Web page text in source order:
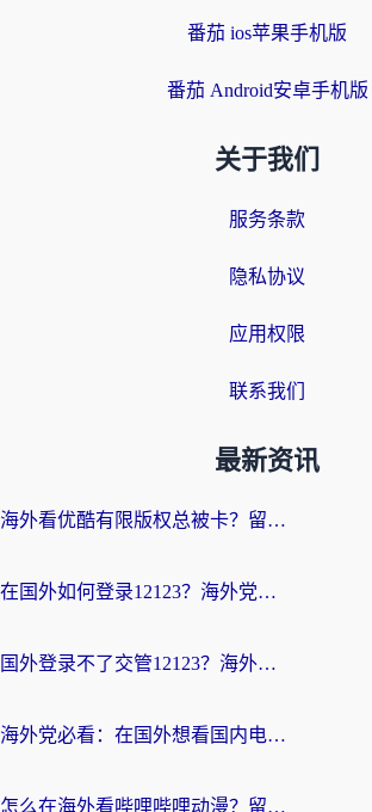
番茄 ios苹果手机版
番茄 Android安卓手机版
关于我们
服务条款
隐私协议
应用权限
联系我们
最新资讯
海外看优酷有限版权总被卡？留学生亲测有效的回国加速器选择指南
在国外如何登录12123？海外党必备的回国加速实用指南
国外登录不了交管12123？海外华人亲测有效的回国加速器选择指南
海外党必看：在国外想看国内电视剧用什么软件？3步解决地域限制
怎么在海外看哔哩哔哩动漫？留学生亲测有效的回国加速方案